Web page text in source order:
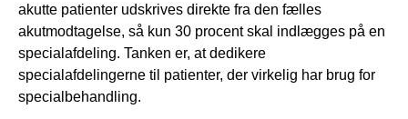
akutte patienter udskrives direkte fra den fælles
akutmodtagelse, så kun 30 procent skal indlægges på en
specialafdeling. Tanken er, at dedikere
specialafdelingerne til patienter, der virkelig har brug for
specialbehandling.